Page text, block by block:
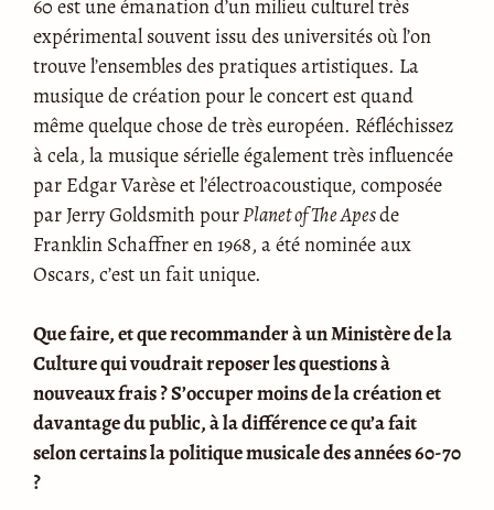
60 est une émanation d’un milieu culturel très
expérimental souvent issu des universités où l’on
trouve l’ensembles des pratiques artistiques. La
musique de création pour le concert est quand
même quelque chose de très européen. Réfléchissez
à cela, la musique sérielle également très influencée
par Edgar Varèse et l’électroacoustique, composée
par Jerry Goldsmith pourPlanet of The Apesde
Franklin Schaffner en 1968, a été nominée aux
Oscars, c’est un fait unique.
Que faire, et que recommander à un Ministère de la
Culture qui voudrait reposer les questions à
nouveaux frais ? S’occuper moins de la création et
davantage du public, à la différence ce qu’a fait
selon certains la politique musicale des années 60-70
?